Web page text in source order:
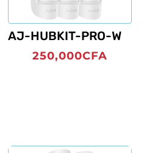
AJ-HUBKIT-PRO-W
250,000CFA